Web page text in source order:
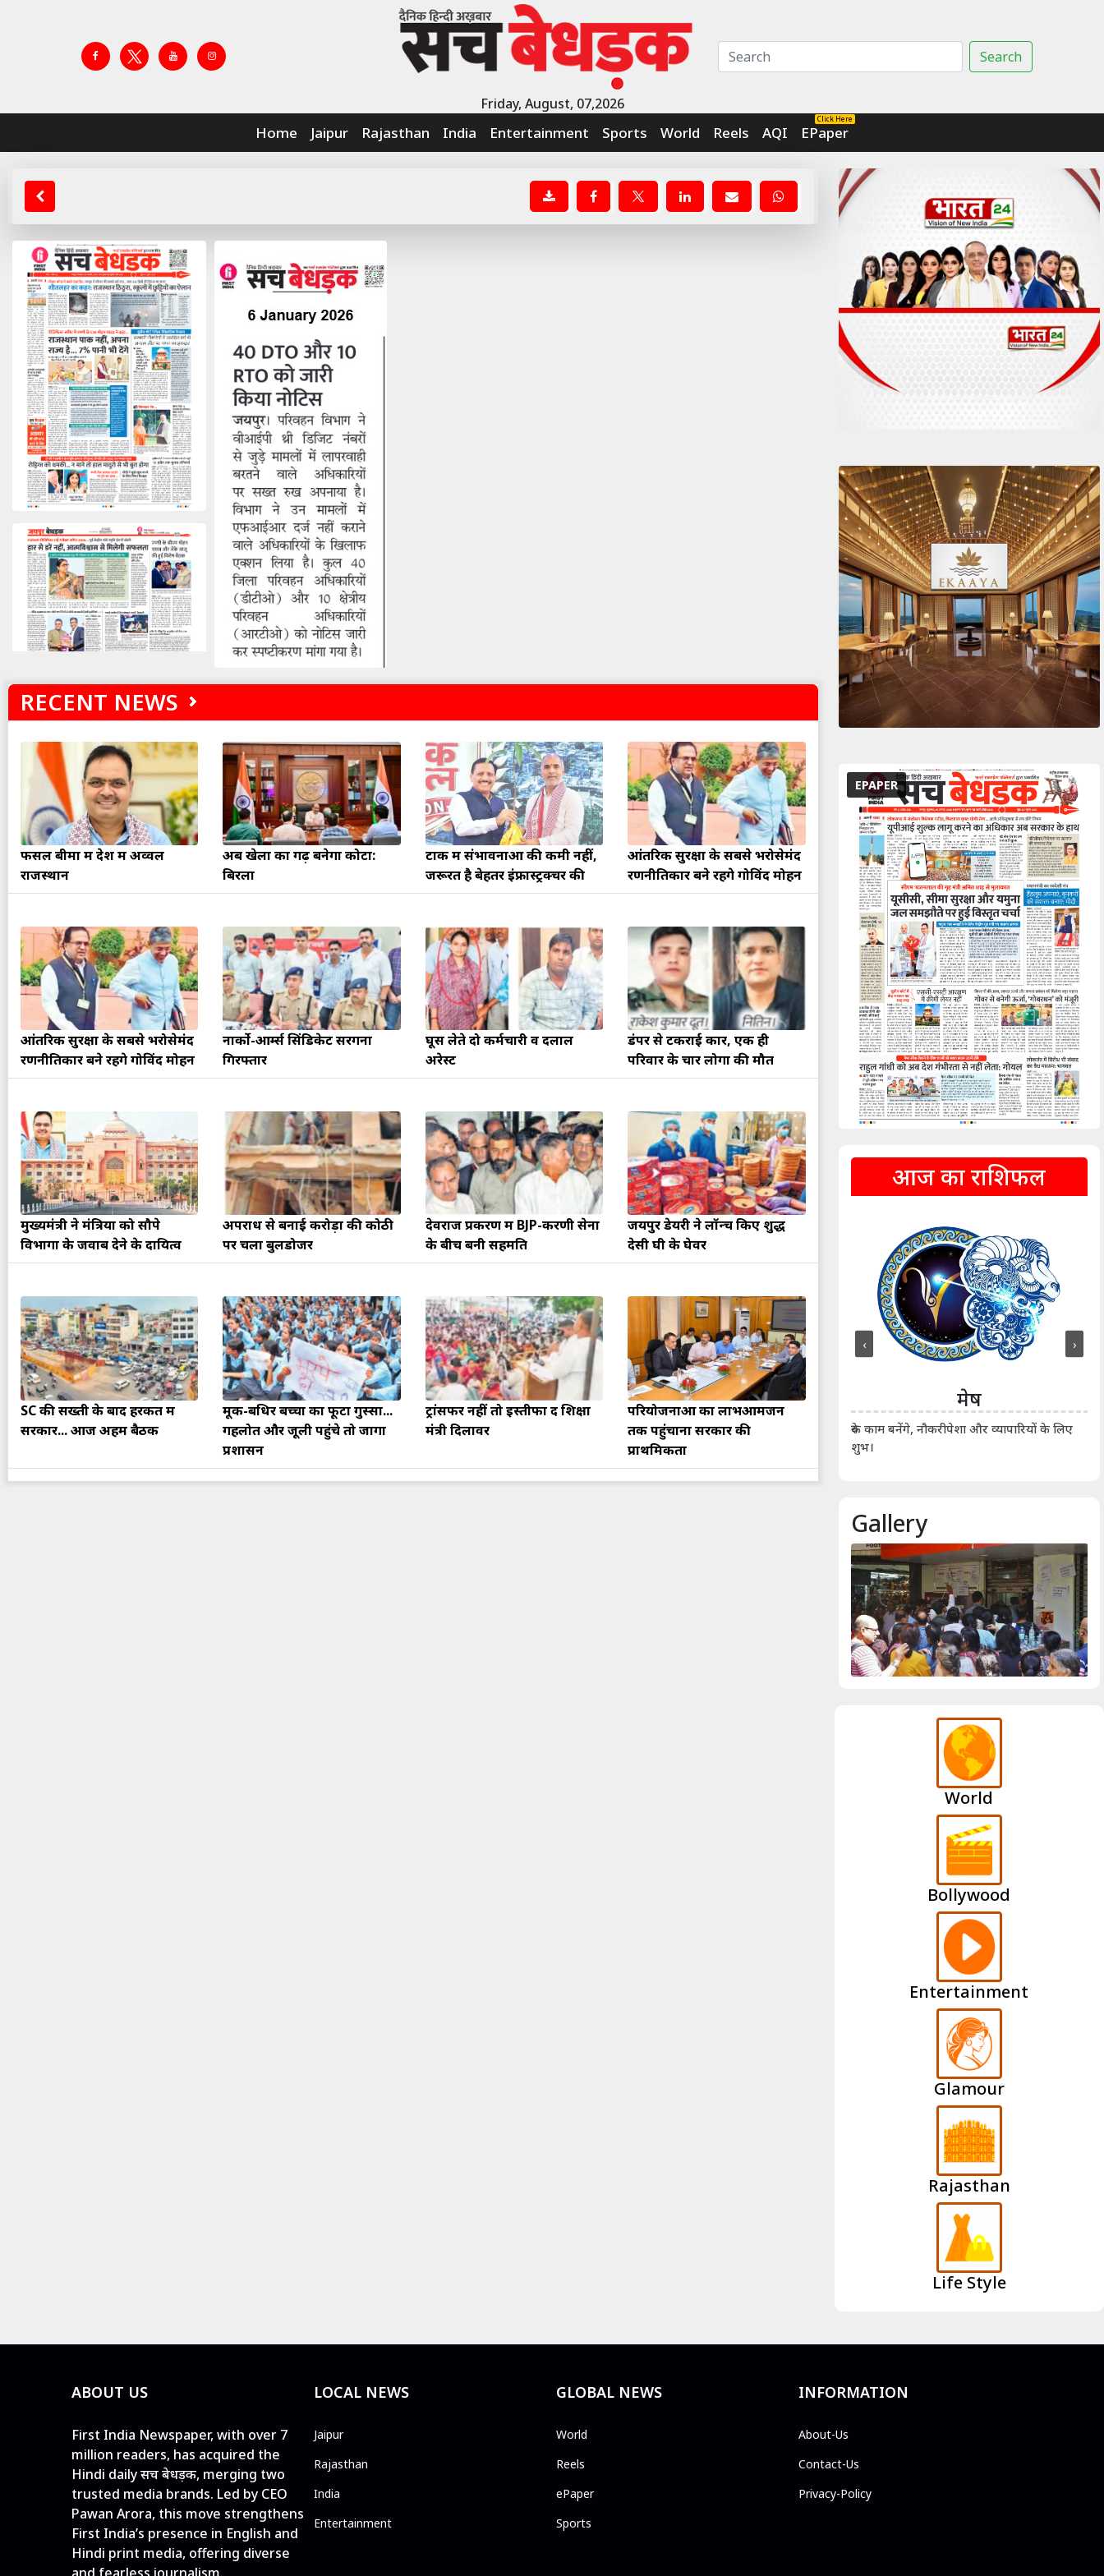
Friday, August, 07,2026
Search
Home Jaipur Rajasthan India Entertainment Sports World Reels AQI
Click Here
EPaper
RECENT NEWS
फसल बीमा में देश में अव्वल
राजस्थान
अब खेलों का गढ़ बनेगा कोटा:
बिरला
टोंक में संभावनाओं की कमी नहीं,
जरूरत है बेहतर इंफ्रास्ट्रक्चर की
आंतरिक सुरक्षा के सबसे भरोसेमंद
रणनीतिकार बने रहेंगे गोविंद मोहन
आंतरिक सुरक्षा के सबसे भरोसेमंद
रणनीतिकार बने रहेंगे गोविंद मोहन
नार्को-आर्म्स सिंडिकेट सरगना
गिरफ्तार
घूस लेते दो कर्मचारी व दलाल
अरेस्ट
डंपर से टकराई कार, एक ही
परिवार के चार लोगों की मौत
मुख्यमंत्री ने मंत्रियों को सौपे
विभागों के जवाब देने के दायित्व
अपराध से बनाई करोड़ों की कोठी
पर चला बुलडोजर
देवराज प्रकरण में BJP-करणी सेना
के बीच बनी सहमति
जयपुर डेयरी ने लॉन्च किए शुद्ध
देसी घी के घेवर
SC की सख्ती के बाद हरकत में
सरकार... आज अहम बैठक
मूक-बधिर बच्चों का फूटा गुस्सा...
गहलोत और जूली पहुंचे तो जागा
प्रशासन
ट्रांसफर नहीं तो इस्तीफा दें शिक्षा
मंत्री दिलावर
परियोजनाओं का लाभआमजन
तक पहुंचाना सरकार की
प्राथमिकता
EPAPER
आज का राशिफल
धनु
बड़ी डील हाथ लग सकती
मकर
सुखद पलों की प्राप्ति होगी। फिजूल के खर्चे बढ़ेंगे,
सुख सुविधाओं में इजाफा होगा।
कुंभ
धनलाभ के अवसरों में वृद्धि के साथ अपनी योजनाओं
पर काम करते रहे।
मीन
संभलकर रहे, जल्दबाजी नहीं दिखाए। कानूनी वाद-
विवादों से बचे।
मेष
रुके काम बनेंगे, नौकरीपेशा और व्यापारियों के लिए
शुभ।
‹ ›
Gallery
World
Bollywood
Entertainment
Glamour
Rajasthan
Life Style
ABOUT US
First India Newspaper, with over 7
million readers, has acquired the
Hindi daily सच बेधड़क, merging two
trusted media brands. Led by CEO
Pawan Arora, this move strengthens
First India’s presence in English and
Hindi print media, offering diverse
LOCAL NEWS
Jaipur
Rajasthan
India
Entertainment
GLOBAL NEWS
World
Reels
ePaper
Sports
INFORMATION
About-Us
Contact-Us
Privacy-Policy